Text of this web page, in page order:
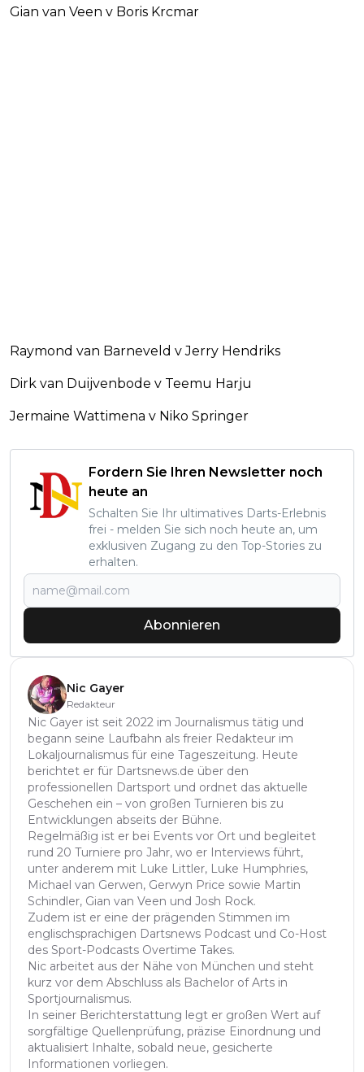
Gian van Veen v Boris Krcmar
Raymond van Barneveld v Jerry Hendriks
Dirk van Duijvenbode v Teemu Harju
Jermaine Wattimena v Niko Springer
Fordern Sie Ihren Newsletter noch
heute an
Schalten Sie Ihr ultimatives Darts-Erlebnis
frei - melden Sie sich noch heute an, um
exklusiven Zugang zu den Top-Stories zu
erhalten.
Abonnieren
Nic Gayer
Redakteur
Nic Gayer ist seit 2022 im Journalismus tätig und
begann seine Laufbahn als freier Redakteur im
Lokaljournalismus für eine Tageszeitung. Heute
berichtet er für Dartsnews.de über den
professionellen Dartsport und ordnet das aktuelle
Geschehen ein – von großen Turnieren bis zu
Entwicklungen abseits der Bühne.
Regelmäßig ist er bei Events vor Ort und begleitet
rund 20 Turniere pro Jahr, wo er Interviews führt,
unter anderem mit Luke Littler, Luke Humphries,
Michael van Gerwen, Gerwyn Price sowie Martin
Schindler, Gian van Veen und Josh Rock.
Zudem ist er eine der prägenden Stimmen im
englischsprachigen Dartsnews Podcast und Co-Host
des Sport-Podcasts Overtime Takes.
Nic arbeitet aus der Nähe von München und steht
kurz vor dem Abschluss als Bachelor of Arts in
Sportjournalismus.
In seiner Berichterstattung legt er großen Wert auf
sorgfältige Quellenprüfung, präzise Einordnung und
aktualisiert Inhalte, sobald neue, gesicherte
Informationen vorliegen.